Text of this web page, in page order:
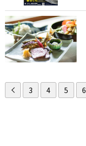
3 4 5 6